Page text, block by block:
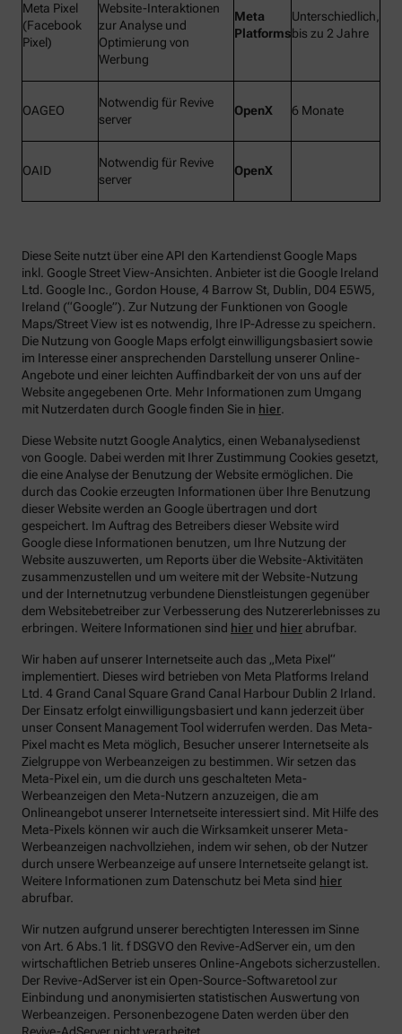
Meta Pixel
(Facebook
Pixel)
Website-Interaktionen
zur Analyse und
Optimierung von
Werbung
Meta
Platforms
Unterschiedlich,
bis zu 2 Jahre
OAGEO
Notwendig für Revive
server
OpenX 6 Monate
OAID
Notwendig für Revive
server
OpenX
Diese Seite nutzt über eine API den Kartendienst Google Maps
inkl. Google Street View-Ansichten. Anbieter ist die Google Ireland
Ltd. Google Inc., Gordon House, 4 Barrow St, Dublin, D04 E5W5,
Ireland (“Google”). Zur Nutzung der Funktionen von Google
Maps/Street View ist es notwendig, Ihre IP-Adresse zu speichern.
Die Nutzung von Google Maps erfolgt einwilligungsbasiert sowie
im Interesse einer ansprechenden Darstellung unserer Online-
Angebote und einer leichten Auffindbarkeit der von uns auf der
Website angegebenen Orte. Mehr Informationen zum Umgang
mit Nutzerdaten durch Google finden Sie in hier.
Diese Website nutzt Google Analytics, einen Webanalysedienst
von Google. Dabei werden mit Ihrer Zustimmung Cookies gesetzt,
die eine Analyse der Benutzung der Website ermöglichen. Die
durch das Cookie erzeugten Informationen über Ihre Benutzung
dieser Website werden an Google übertragen und dort
gespeichert. Im Auftrag des Betreibers dieser Website wird
Google diese Informationen benutzen, um Ihre Nutzung der
Website auszuwerten, um Reports über die Website-Aktivitäten
zusammenzustellen und um weitere mit der Website-Nutzung
und der Internetnutzug verbundene Dienstleistungen gegenüber
dem Websitebetreiber zur Verbesserung des Nutzererlebnisses zu
erbringen. Weitere Informationen sind hier und hier abrufbar.
Wir haben auf unserer Internetseite auch das „Meta Pixel“
implementiert. Dieses wird betrieben von Meta Platforms Ireland
Ltd. 4 Grand Canal Square Grand Canal Harbour Dublin 2 Irland.
Der Einsatz erfolgt einwilligungsbasiert und kann jederzeit über
unser Consent Management Tool widerrufen werden. Das Meta-
Pixel macht es Meta möglich, Besucher unserer Internetseite als
Zielgruppe von Werbeanzeigen zu bestimmen. Wir setzen das
Meta-Pixel ein, um die durch uns geschalteten Meta-
Werbeanzeigen den Meta-Nutzern anzuzeigen, die am
Onlineangebot unserer Internetseite interessiert sind. Mit Hilfe des
Meta-Pixels können wir auch die Wirksamkeit unserer Meta-
Werbeanzeigen nachvollziehen, indem wir sehen, ob der Nutzer
durch unsere Werbeanzeige auf unsere Internetseite gelangt ist.
Weitere Informationen zum Datenschutz bei Meta sind hier
abrufbar.
Wir nutzen aufgrund unserer berechtigten Interessen im Sinne
von Art. 6 Abs.1 lit. f DSGVO den Revive-AdServer ein, um den
wirtschaftlichen Betrieb unseres Online-Angebots sicherzustellen.
Der Revive-AdServer ist ein Open-Source-Softwaretool zur
Einbindung und anonymisierten statistischen Auswertung von
Werbeanzeigen. Personenbezogene Daten werden über den